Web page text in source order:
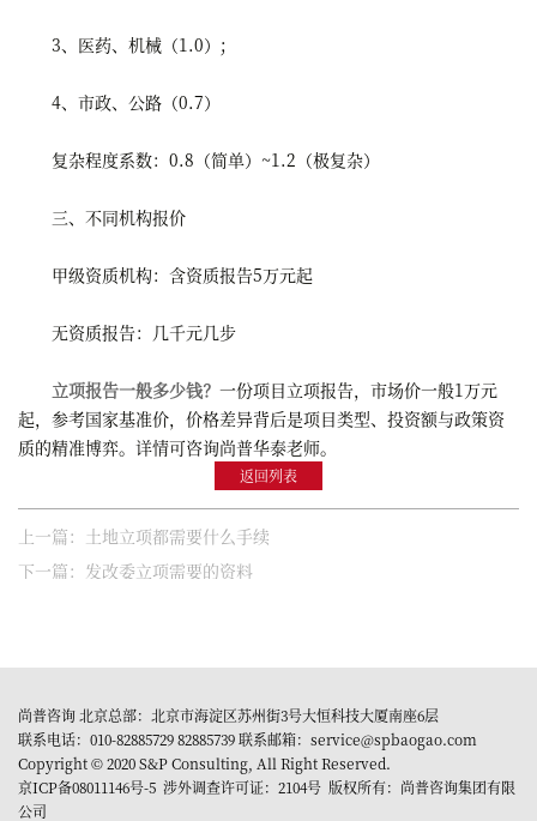
3、医药、机械（1.0）;
4、市政、公路（0.7）
复杂程度系数：0.8（简单）~1.2（极复杂）
三、不同机构报价
甲级资质机构：含资质报告5万元起
无资质报告：几千元几步
立项报告一般多少钱？ 一份项目立项报告，市场价一般1万元
起，参考国家基准价，价格差异背后是项目类型、投资额与政策资
质的精准博弈。详情可咨询尚普华泰老师。
返回列表
上一篇：土地立项都需要什么手续
下一篇：发改委立项需要的资料
尚普咨询 北京总部：北京市海淀区苏州街3号大恒科技大厦南座6层
联系电话：010-82885729 82885739 联系邮箱：service@spbaogao.com
Copyright © 2020 S&P Consulting, All Right Reserved.
京ICP备08011146号-5 涉外调查许可证：2104号 版权所有：尚普咨询集团有限
公司